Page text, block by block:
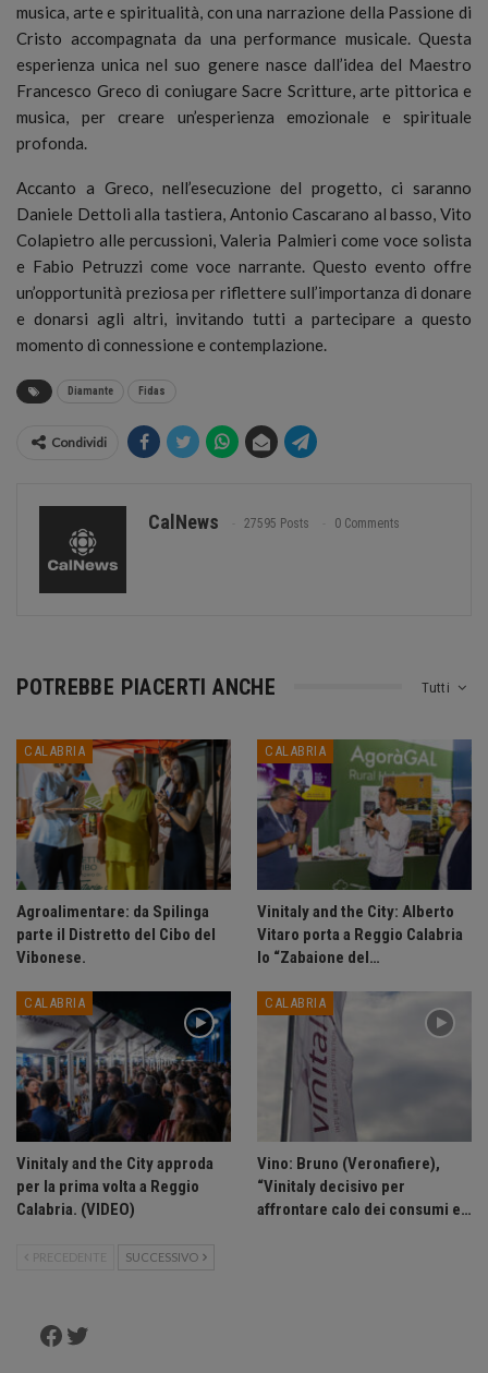
musica, arte e spiritualità, con una narrazione della Passione di
Cristo accompagnata da una performance musicale. Questa
esperienza unica nel suo genere nasce dall’idea del Maestro
Francesco Greco di coniugare Sacre Scritture, arte pittorica e
musica, per creare un’esperienza emozionale e spirituale
profonda.
Accanto a Greco, nell’esecuzione del progetto, ci saranno
Daniele Dettoli alla tastiera, Antonio Cascarano al basso, Vito
Colapietro alle percussioni, Valeria Palmieri come voce solista
e Fabio Petruzzi come voce narrante. Questo evento offre
un’opportunità preziosa per riflettere sull’importanza di donare
e donarsi agli altri, invitando tutti a partecipare a questo
momento di connessione e contemplazione.
Diamante Fidas
Condividi
CalNews 27595 Posts 0 Comments
Tutti
POTREBBE PIACERTI ANCHE
CALABRIA
Agroalimentare: da Spilinga
parte il Distretto del Cibo del
Vibonese.
CALABRIA
Vinitaly and the City: Alberto
Vitaro porta a Reggio Calabria
lo “Zabaione del…
CALABRIA
Vinitaly and the City approda
per la prima volta a Reggio
Calabria. (VIDEO)
CALABRIA
Vino: Bruno (Veronafiere),
“Vinitaly decisivo per
affrontare calo dei consumi e…
PRECEDENTE SUCCESSIVO
Facebook
Twitter